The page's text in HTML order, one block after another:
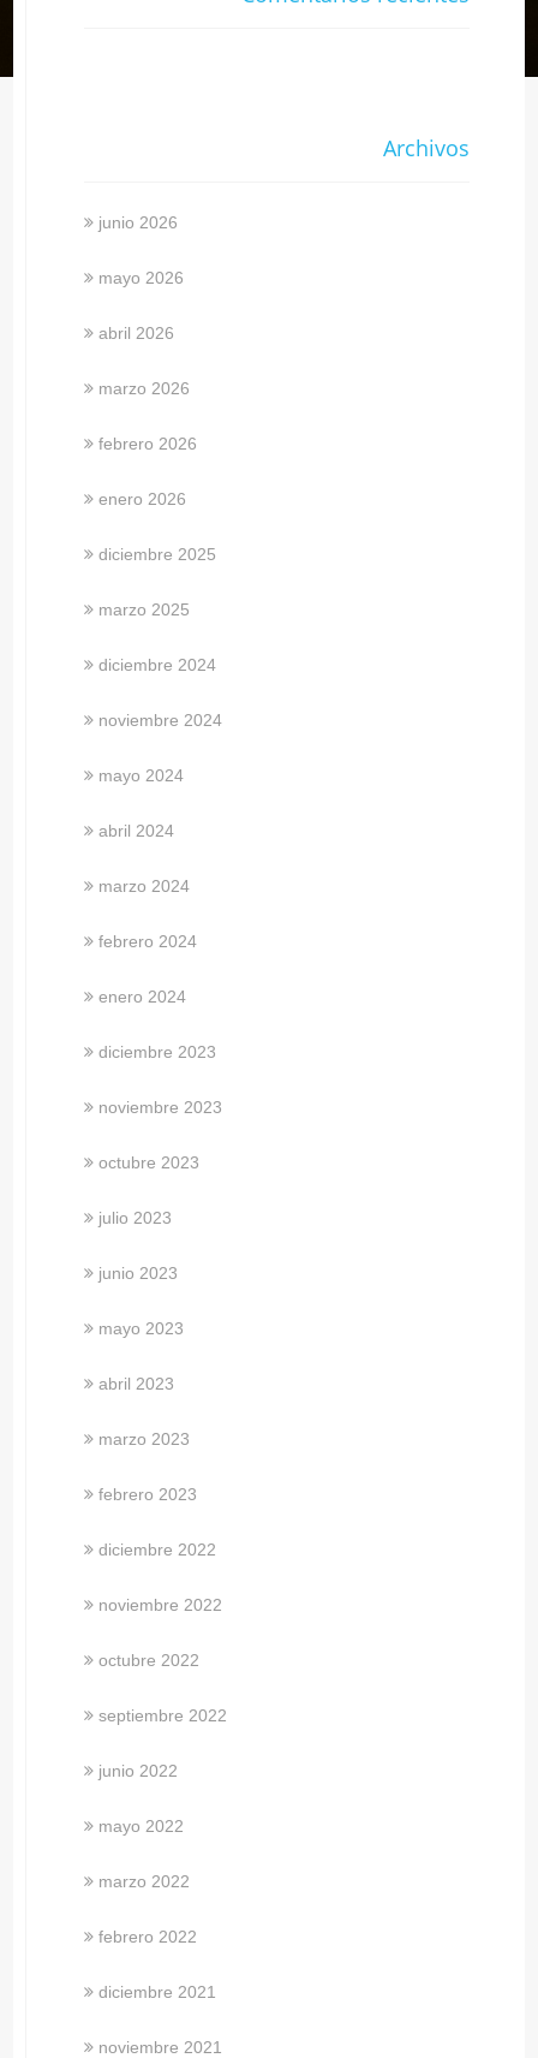
Archivos
junio 2026
mayo 2026
abril 2026
marzo 2026
febrero 2026
enero 2026
diciembre 2025
marzo 2025
diciembre 2024
noviembre 2024
mayo 2024
abril 2024
marzo 2024
febrero 2024
enero 2024
diciembre 2023
noviembre 2023
octubre 2023
julio 2023
junio 2023
mayo 2023
abril 2023
marzo 2023
febrero 2023
diciembre 2022
noviembre 2022
octubre 2022
septiembre 2022
junio 2022
mayo 2022
marzo 2022
febrero 2022
diciembre 2021
noviembre 2021